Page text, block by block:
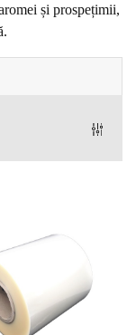
și prospețimii,